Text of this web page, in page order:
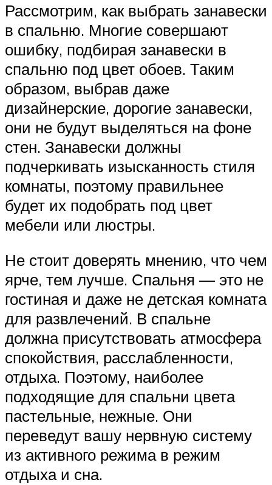
Рассмотрим, как выбрать занавески
в спальню. Многие совершают
ошибку, подбирая занавески в
спальню под цвет обоев. Таким
образом, выбрав даже
дизайнерские, дорогие занавески,
они не будут выделяться на фоне
стен. Занавески должны
подчеркивать изысканность стиля
комнаты, поэтому правильнее
будет их подобрать под цвет
мебели или люстры.
Не стоит доверять мнению, что чем
ярче, тем лучше. Спальня — это не
гостиная и даже не детская комната
для развлечений. В спальне
должна присутствовать атмосфера
спокойствия, расслабленности,
отдыха. Поэтому, наиболее
подходящие для спальни цвета
пастельные, нежные. Они
переведут вашу нервную систему
из активного режима в режим
отдыха и сна.